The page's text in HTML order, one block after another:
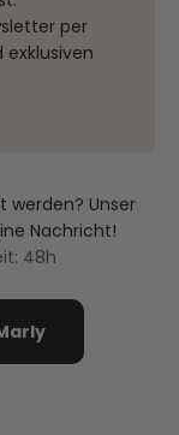
per
werden? Unser
Nachricht!
48h